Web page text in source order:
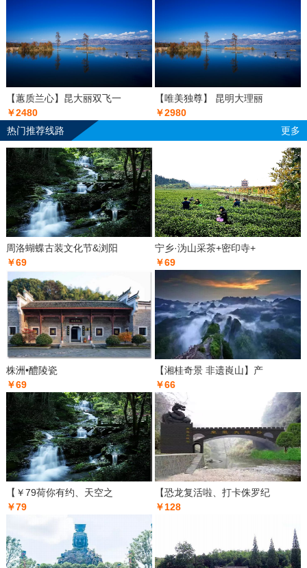
【蕙质兰心】昆大丽双飞一
￥2480
【唯美独尊】 昆明大理丽
￥2980
热门推荐线路
更多
周洛蝴蝶古装文化节&浏阳
￥69
宁乡·沩山采茶+密印寺+
￥69
株洲•醴陵瓷
￥69
【湘桂奇景 非遗崀山】产
￥66
【￥79荷你有约、天空之
￥79
【恐龙复活啦、打卡侏罗纪
￥128